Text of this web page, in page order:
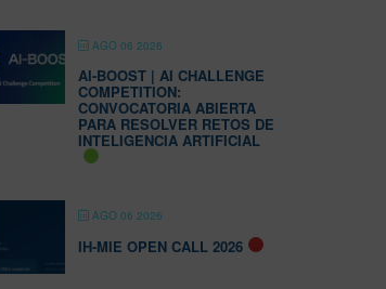
AGO 06 2026
AI-BOOST | AI CHALLENGE
COMPETITION:
CONVOCATORIA ABIERTA
PARA RESOLVER RETOS DE
INTELIGENCIA ARTIFICIAL
AGO 06 2026
IH-MIE OPEN CALL 2026